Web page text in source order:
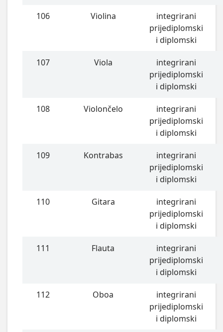
106 Violina
integrirani
prijediplomski
i diplomski
107 Viola
integrirani
prijediplomski
i diplomski
108 Violončelo
integrirani
prijediplomski
i diplomski
109 Kontrabas
integrirani
prijediplomski
i diplomski
110 Gitara
integrirani
prijediplomski
i diplomski
111 Flauta
integrirani
prijediplomski
i diplomski
112 Oboa
integrirani
prijediplomski
i diplomski